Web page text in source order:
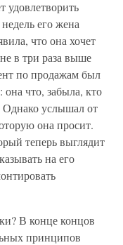
удовлетворить
его жена
что она хочет
в три раза выше
по продажам был
что, забыла, кто
Однако услышал от
она просит.
теперь выглядит
на его
В конце концов
принципов